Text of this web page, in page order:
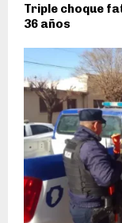
Triple choque
36 años